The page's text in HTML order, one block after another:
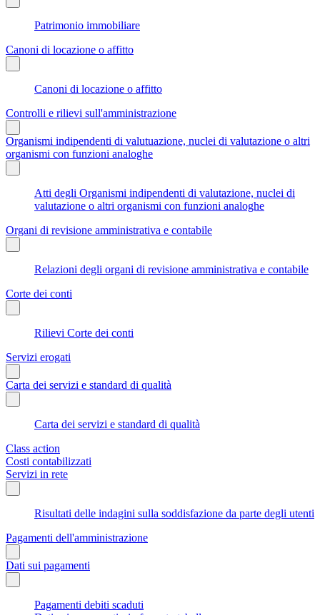
Patrimonio immobiliare
Canoni di locazione o affitto
Canoni di locazione o affitto
Controlli e rilievi sull'amministrazione
Organismi indipendenti di valutuazione, nuclei di valutazione o altri
organismi con funzioni analoghe
Atti degli Organismi indipendenti di valutazione, nuclei di
valutazione o altri organismi con funzioni analoghe
Organi di revisione amministrativa e contabile
Relazioni degli organi di revisione amministrativa e contabile
Corte dei conti
Rilievi Corte dei conti
Servizi erogati
Carta dei servizi e standard di qualità
Carta dei servizi e standard di qualità
Class action
Costi contabilizzati
Servizi in rete
Risultati delle indagini sulla soddisfazione da parte degli utenti
Pagamenti dell'amministrazione
Dati sui pagamenti
Pagamenti debiti scaduti